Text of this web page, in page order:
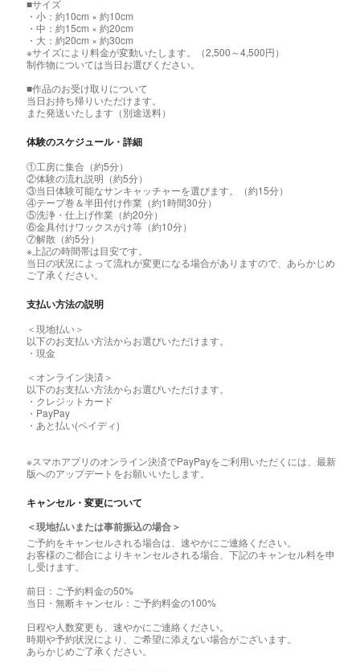
■サイズ
・小：約10cm × 約10cm
・中：約15cm × 約20cm
・大：約20cm × 約30cm
※サイズにより料金が変動いたします。（2,500～4,500円）
制作物については当日お選びください。
■作品のお受け取りについて
当日お持ち帰りいただけます。
また発送いたします（別途送料）
体験のスケジュール・詳細
①工房に集合（約5分）
②体験の流れ説明（約5分）
③当日体験可能なサンキャッチャーを選びます。（約15分）
④テープ巻＆半田付け作業（約1時間30分）
⑤洗浄・仕上げ作業（約20分）
⑥金具付けワックスがけ等（約10分）
⑦解散（約5分）
※上記の時間帯は目安です。
当日の状況によって流れが変更になる場合がありますので、あらかじめ
ご了承ください。
支払い方法の説明
＜現地払い＞
以下のお支払い方法からお選びいただけます。
・現金
＜オンライン決済＞
以下のお支払い方法からお選びいただけます。
・クレジットカード
・PayPay
・あと払い(ペイディ)
※スマホアプリのオンライン決済でPayPayをご利用いただくには、最新
版へのアップデートをお願いいたします。
キャンセル・変更について
＜現地払いまたは事前振込の場合＞
ご予約をキャンセルされる場合は、速やかにご連絡ください。
お客様のご都合によりキャンセルされる場合、下記のキャンセル料を申
し受けます。
前日：ご予約料金の50%
当日・無断キャンセル：ご予約料金の100%
日程や人数変更も、速やかにご連絡ください。
時期や予約状況により、ご希望に添えない場合がございます。
あらかじめご了承ください。